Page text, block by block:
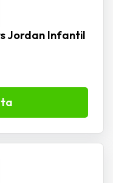
Jordan Infantil